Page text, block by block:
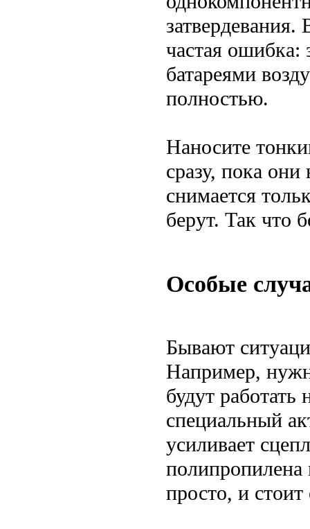
частая
батареями
полностью.
Наносите
сразу, пока
снимается
берут. Так что
Особые
Бывают
Например,
будут
специальный
усиливает
полипропилена
просто, и